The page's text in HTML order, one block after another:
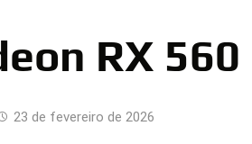
RX 560
23 de fevereiro de 2026